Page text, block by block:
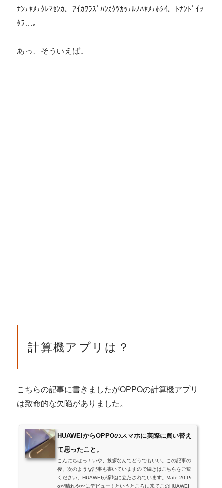
ﾅﾝﾃﾔﾒﾃｸﾚﾏｾﾝｶ、ｱｲｶﾜﾗｽﾞﾊﾝｶｸﾂｶｯﾃﾙﾉﾊﾔﾒﾃﾎｼｲ、ﾄﾅﾝﾄﾞｲｯ
ﾀﾗ…。
あっ、そういえば。
計算機アプリは？
こちらの記事に書きましたがOPPOの計算機アプリ
は致命的な欠陥がありました。
HUAWEIからOPPOのスマホに実際に買い替え
て思ったこと。
こんにちはっ！いや、挨拶なんてどうでもいい。この記事の
後、次のような記事も書いていますので続きはこちらをご覧
ください。HUAWEIが窮地に立たされています。Mate 20 Pr
oが晴れやかにデビュー！というところに来てこのHUAWEI